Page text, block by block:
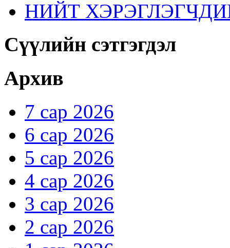
НИЙТ
Сүүлийн сэтгэгдэл
Архив
7 сар 2026
6 сар 2026
5 сар 2026
4 сар 2026
3 сар 2026
2 сар 2026